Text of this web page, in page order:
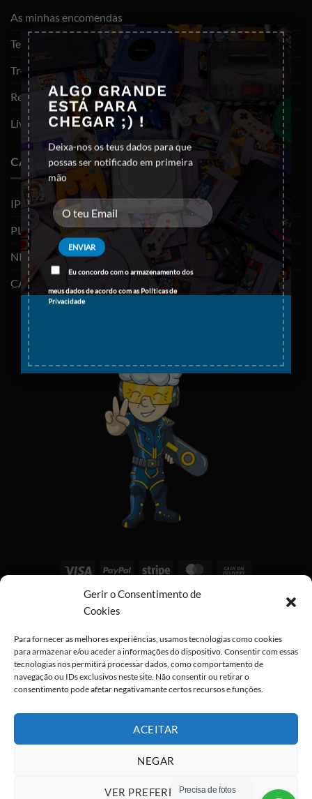
ALGO GRANDE
ESTÁ PARA
CHEGAR ;) !
Deixa-nos os teus dados para que
possas ser notificado em primeira
mão
Eu concordo com o armazenamento dos
meus dados de acordo com asPolíticas de
Privacidade
×
Gerir o Consentimento de
Cookies
Para fornecer as melhores experiências, usamos tecnologias como cookies
para armazenar e/ou aceder a informações do dispositivo. Consentir com essas
tecnologias nos permitirá processar dados, como comportamento de
navegação ou IDs exclusivos neste site. Não consentir ou retirar o
consentimento pode afetar negativamante certos recursos e funções.
ACEITAR
NEGAR
VER PREFERÊNCIAS
As minhas encomendas
Termos e Condições
Trocas e devoluções
Resolução de litígios
Livro de reclamações
CATEGORIAS
IPHONES (RECONDICIONADOS)
PLAYSTATION
NINTENDO SWITCH
CABOS E ADAPTADORES TYPE-C
Visa PayPal Stripe MasterCard
Copyright 2026 ©All rights reserved
Precisa de fotos